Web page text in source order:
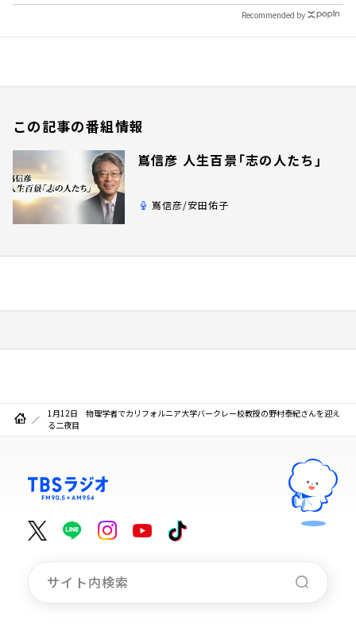
Recommended by
この記事の番組情報
嶌信彦 人生百景「志の人たち」
嶌信彦/安田佑子
1月12日 物理学者でカリフォルニア大学バークレー校教授の野村泰紀さんを迎え
る二夜目